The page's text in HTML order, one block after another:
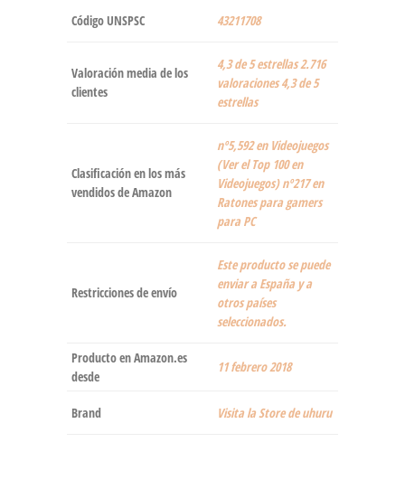
Código UNSPSC 43211708
Valoración media de los
clientes
4,3 de 5 estrellas 2.716
valoraciones 4,3 de 5
estrellas
Clasificación en los más
vendidos de Amazon
nº5,592 en Videojuegos
(Ver el Top 100 en
Videojuegos) nº217 en
Ratones para gamers
para PC
Restricciones de envío
Este producto se puede
enviar a España y a
otros países
seleccionados.
Producto en Amazon.es
desde
11 febrero 2018
Brand Visita la Store de uhuru